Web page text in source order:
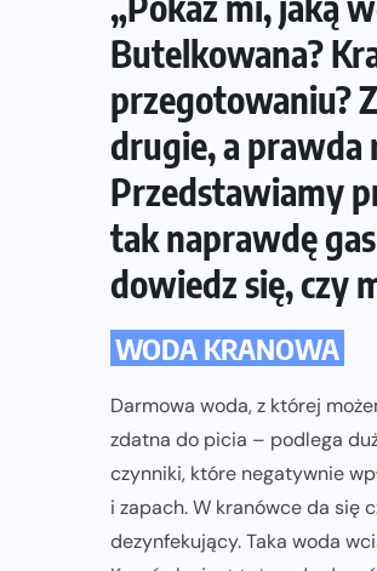
Butelkowana?
przegotowaniu?
drugie, a prawda
Przedstawiamy
tak naprawdę
dowiedz się, czy
WODA KRANOWA
Darmowa woda, z której
zdatna do picia – podlega
czynniki, które negatywnie
i zapach. W kranówce da się
dezynfekujący. Taka woda